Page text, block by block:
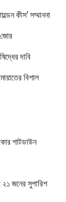
কীস’ সম্মাননা
জোর
দাবি
বিশাল
শাটডাউন
২১ জনের সুপারিশ